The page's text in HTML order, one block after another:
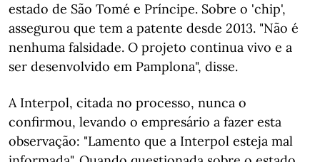
estado de São Tomé e Príncipe. Sobre o 'chip',
assegurou que tem a patente desde 2013. "Não é
nenhuma falsidade. O projeto continua vivo e a
ser desenvolvido em Pamplona", disse.
A Interpol, citada no processo, nunca o
confirmou, levando o empresário a fazer esta
observação: "Lamento que a Interpol esteja mal